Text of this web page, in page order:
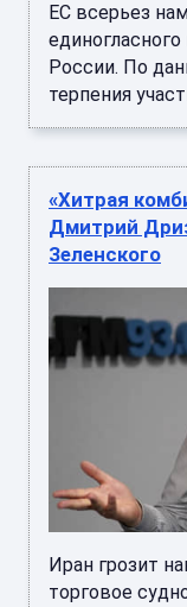
ЕС всерьез
России. По
терпения
«Хитрая
Дмитрий
Зеленского
Иран грозит
торговое